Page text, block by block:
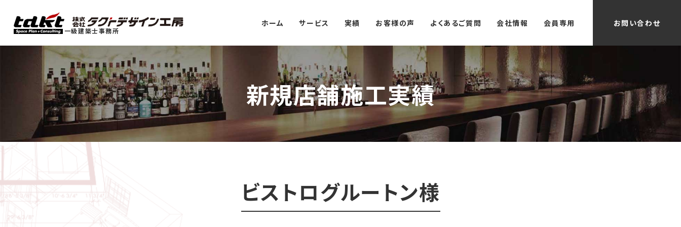
一級建築士事務所
ホーム サービス 実績 お客様の声 よくあるご質問 会社情報 会員専用 お問い合わせ
新規店舗施工実績
ビストログルートン様